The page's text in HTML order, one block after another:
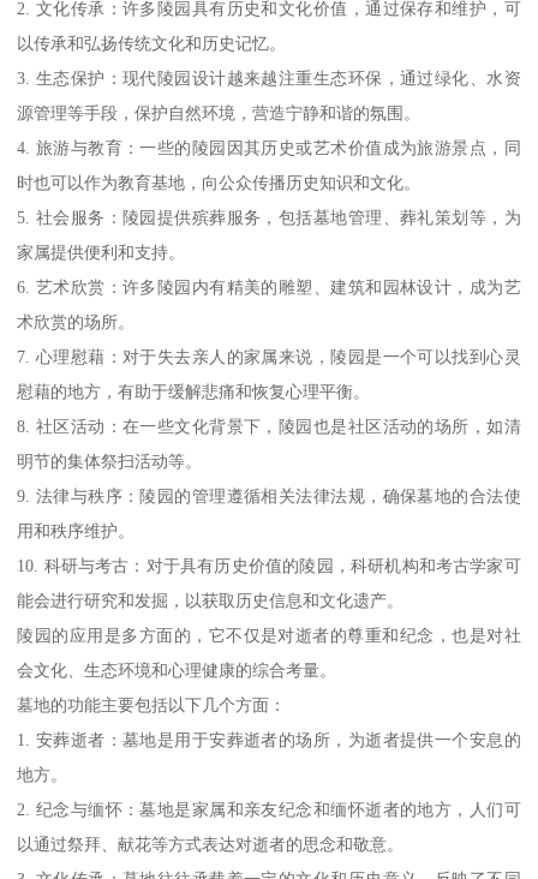
2. 文化传承：许多陵园具有历史和文化价值，通过保存和维护，可
以传承和弘扬传统文化和历史记忆。
3. 生态保护：现代陵园设计越来越注重生态环保，通过绿化、水资
源管理等手段，保护自然环境，营造宁静和谐的氛围。
4. 旅游与教育：一些的陵园因其历史或艺术价值成为旅游景点，同
时也可以作为教育基地，向公众传播历史知识和文化。
5. 社会服务：陵园提供殡葬服务，包括墓地管理、葬礼策划等，为
家属提供便利和支持。
6. 艺术欣赏：许多陵园内有精美的雕塑、建筑和园林设计，成为艺
术欣赏的场所。
7. 心理慰藉：对于失去亲人的家属来说，陵园是一个可以找到心灵
慰藉的地方，有助于缓解悲痛和恢复心理平衡。
8. 社区活动：在一些文化背景下，陵园也是社区活动的场所，如清
明节的集体祭扫活动等。
9. 法律与秩序：陵园的管理遵循相关法律法规，确保墓地的合法使
用和秩序维护。
10. 科研与考古：对于具有历史价值的陵园，科研机构和考古学家可
能会进行研究和发掘，以获取历史信息和文化遗产。
陵园的应用是多方面的，它不仅是对逝者的尊重和纪念，也是对社
会文化、生态环境和心理健康的综合考量。
墓地的功能主要包括以下几个方面：
1. 安葬逝者：墓地是用于安葬逝者的场所，为逝者提供一个安息的
地方。
2. 纪念与缅怀：墓地是家属和亲友纪念和缅怀逝者的地方，人们可
以通过祭拜、献花等方式表达对逝者的思念和敬意。